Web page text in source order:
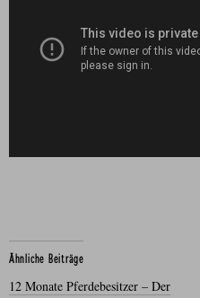
Ähnliche Beiträge
12 Monate Pferdebesitzer – Der